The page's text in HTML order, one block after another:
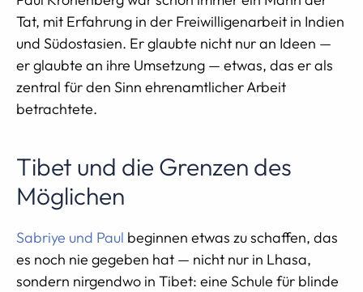
Tat, mit Erfahrung in der Freiwilligenarbeit in Indien
und Südostasien. Er glaubte nicht nur an Ideen —
er glaubte an ihre Umsetzung — etwas, das er als
zentral für den Sinn ehrenamtlicher Arbeit
betrachtete.
Tibet und die Grenzen des
Möglichen
Sabriye und Paul beginnen etwas zu schaffen, das
es noch nie gegeben hat — nicht nur in Lhasa,
sondern nirgendwo in Tibet: eine Schule für blinde